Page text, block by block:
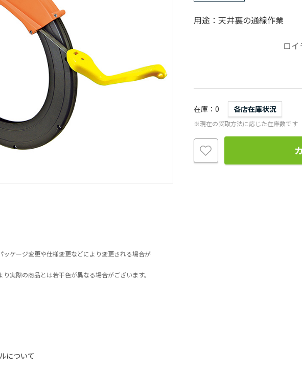
ッケージ変更や仕様変更などにより変更される場合が
実際の商品とは若干色が異なる場合がございます。
について
用途：天井裏の通線作業
ロ
在庫 0 各店在庫状況
※現在の受取方法に応じた在庫数です